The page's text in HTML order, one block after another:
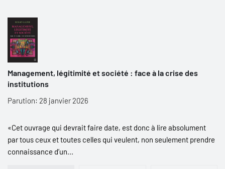
Management, légitimité et société : face à la crise des
institutions
Parution: 28 janvier 2026
«Cet ouvrage qui devrait faire date, est donc à lire absolument
par tous ceux et toutes celles qui veulent, non seulement prendre
connaissance d’un...